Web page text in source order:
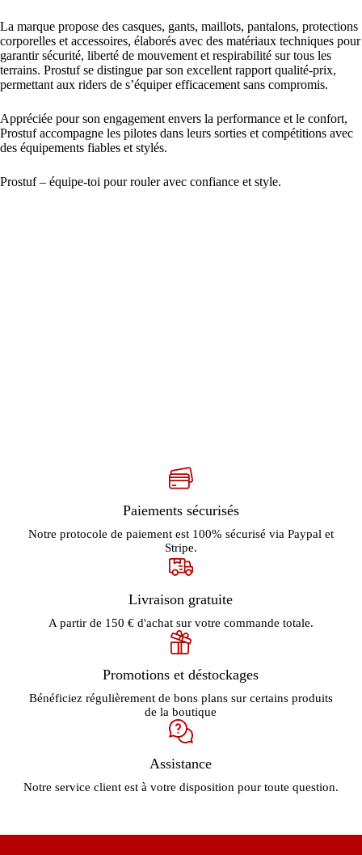
La marque propose des casques, gants, maillots, pantalons, protections
corporelles et accessoires, élaborés avec des matériaux techniques pour
garantir sécurité, liberté de mouvement et respirabilité sur tous les
terrains. Prostuf se distingue par son excellent rapport qualité-prix,
permettant aux riders de s’équiper efficacement sans compromis.
Appréciée pour son engagement envers la performance et le confort,
Prostuf accompagne les pilotes dans leurs sorties et compétitions avec
des équipements fiables et stylés.
Prostuf – équipe-toi pour rouler avec confiance et style.
Paiements sécurisés
Notre protocole de paiement est 100% sécurisé via Paypal et
Stripe.
Livraison gratuite
A partir de 150 € d'achat sur votre commande totale.
Promotions et déstockages
Bénéficiez régulièrement de bons plans sur certains produits
de la boutique
Assistance
Notre service client est à votre disposition pour toute question.